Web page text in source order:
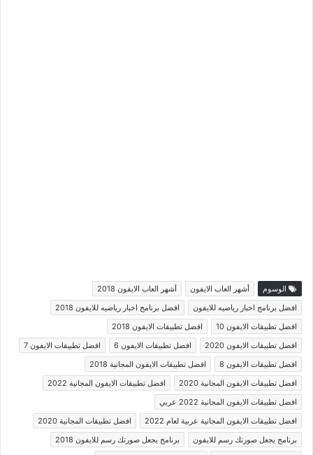
الوسوم أشهر العاب الايفون
أشهر العاب الايفون 2018
افضل برنامج اخبار رياضيه للايفون
افضل برنامج اخبار رياضيه للايفون 2018
افضل تطبيقات الايفون 10
افضل تطبيقات الايفون 2018
افضل تطبيقات الايفون 2020
افضل تطبيقات الايفون 6
افضل تطبيقات الايفون 7
افضل تطبيقات الايفون 8
افضل تطبيقات الايفون المجانية 2018
افضل تطبيقات الايفون المجانية 2020
افضل تطبيقات الايفون المجانية 2022
افضل تطبيقات الايفون المجانية 2022 عربي
افضل تطبيقات الايفون المجانية عربية لعام 2022
افضل تطبيقات المجانية 2020
برنامج يجعل صورتك رسم للايفون
برنامج يجعل صورتك رسم للايفون 2018